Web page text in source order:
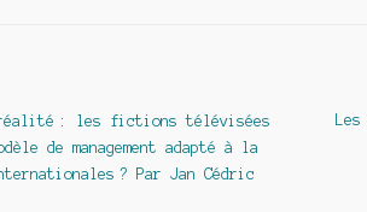
: les fictions télévisées
de management adapté à la
? Par Jan Cédric